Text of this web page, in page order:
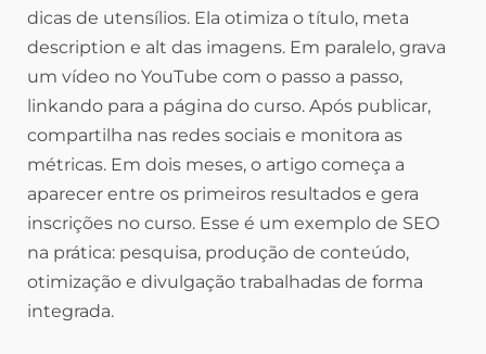
dicas de utensílios. Ela otimiza o título, meta
description e alt das imagens. Em paralelo, grava
um vídeo no YouTube com o passo a passo,
linkando para a página do curso. Após publicar,
compartilha nas redes sociais e monitora as
métricas. Em dois meses, o artigo começa a
aparecer entre os primeiros resultados e gera
inscrições no curso. Esse é um exemplo de SEO
na prática: pesquisa, produção de conteúdo,
otimização e divulgação trabalhadas de forma
integrada.